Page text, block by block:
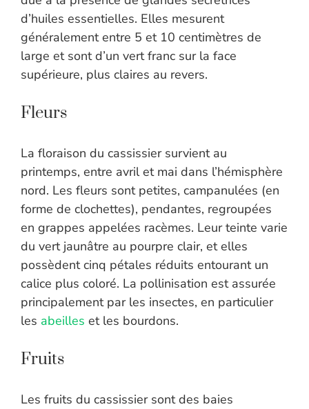
d’huiles essentielles. Elles mesurent
généralement entre 5 et 10 centimètres de
large et sont d’un vert franc sur la face
supérieure, plus claires au revers.
Fleurs
La floraison du cassissier survient au
printemps, entre avril et mai dans l’hémisphère
nord. Les fleurs sont petites, campanulées (en
forme de clochettes), pendantes, regroupées
en grappes appelées racèmes. Leur teinte varie
du vert jaunâtre au pourpre clair, et elles
possèdent cinq pétales réduits entourant un
calice plus coloré. La pollinisation est assurée
principalement par les insectes, en particulier
les abeilles et les bourdons.
Fruits
Les fruits du cassissier sont des baies